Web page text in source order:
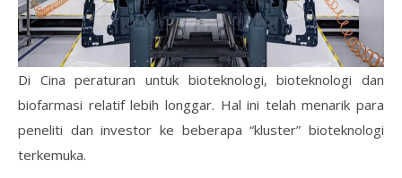
Di Cina peraturan untuk bioteknologi, bioteknologi dan
biofarmasi relatif lebih longgar. Hal ini telah menarik para
peneliti dan investor ke beberapa “kluster” bioteknologi
terkemuka.